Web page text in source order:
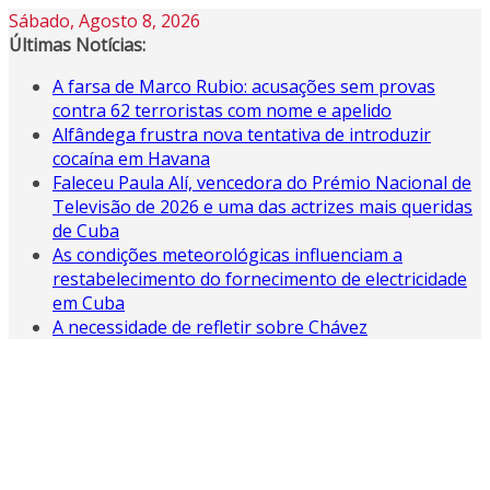
Skip
to
Sábado, Agosto 8, 2026
Últimas Notícias:
A farsa de Marco Rubio: acusações sem provas
contra 62 terroristas com nome e apelido
Alfândega frustra nova tentativa de introduzir
cocaína em Havana
Faleceu Paula Alí, vencedora do Prémio Nacional de
Televisão de 2026 e uma das actrizes mais queridas
de Cuba
As condições meteorológicas influenciam a
restabelecimento do fornecimento de electricidade
em Cuba
A necessidade de refletir sobre Chávez